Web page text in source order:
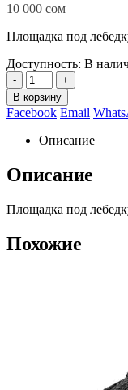
10 000 сом
Площадка под
Доступность: В
-
+
В корзину
Facebook Email
Описание
Описание
Площадка под
Похожие